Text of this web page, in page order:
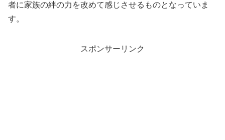
者に家族の絆の力を改めて感じさせるものとなっていま
す。
スポンサーリンク